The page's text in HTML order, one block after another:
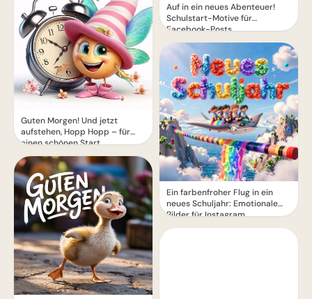
Guten Morgen! Und jetzt
aufstehen, Hopp Hopp – für
einen schönen Start
Auf in ein neues Abenteuer!
Schulstart-Motive für
Facebook-Posts
Ein farbenfroher Flug in ein
neues Schuljahr: Emotionale
Bilder für Instagram